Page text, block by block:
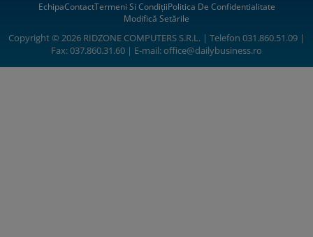
EchipaContactTermeni Si CondițiiPolitica De Confidentialitate
Modifică Setările
Copyright © 2026 RIDZONE COMPUTERS S.R.L. | Telefon 031.860.51.09 |
Fax: 037.860.31.60 | E-mail:office@dailybusiness.ro